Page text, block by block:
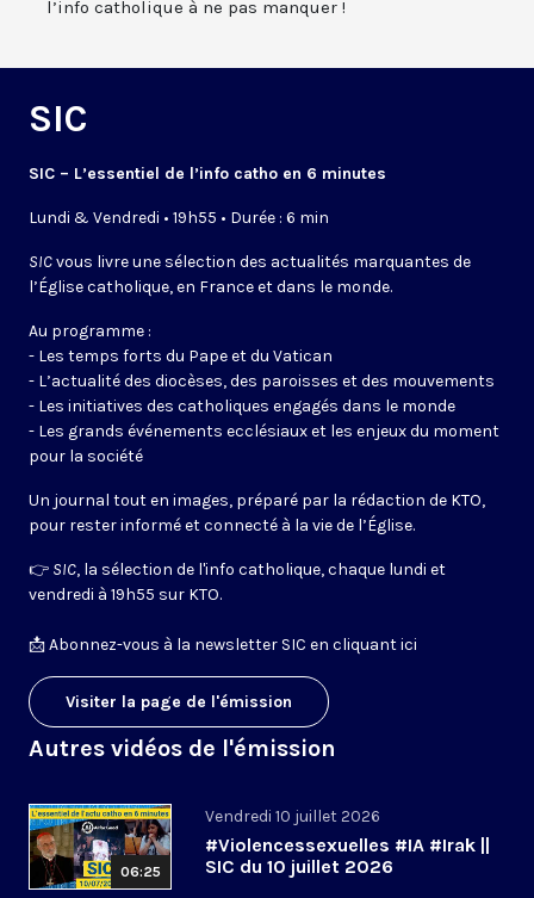
l’info catholique à ne pas manquer !
SIC
SIC – L’essentiel de l’info catho en 6 minutes
Lundi & Vendredi • 19h55 • Durée : 6 min
SICvous livre une sélection des actualités marquantes de
l’Église catholique, en France et dans le monde.
Au programme :
- Les temps forts du Pape et du Vatican
- L’actualité des diocèses, des paroisses et des mouvements
- Les initiatives des catholiques engagés dans le monde
- Les grands événements ecclésiaux et les enjeux du moment
pour la société
Un journal tout en images, préparé par la rédaction de KTO,
pour rester informé et connecté à la vie de l’Église.
👉 SIC, la sélection de l'info catholique, chaque lundi et
vendredi à 19h55 sur KTO.
📩Abonnez-vous à la newsletter SIC en cliquant ici
Visiter la page de l'émission
Autres vidéos de l'émission
06:25
Vendredi 10 juillet 2026
#Violencessexuelles #IA #Irak ||
SIC du 10 juillet 2026